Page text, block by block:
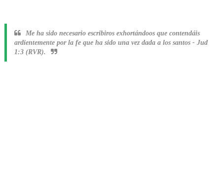
Me ha sido necesario escribiros exhortándoos que contendáis
ardientemente por la fe que ha sido una vez dada a los santos - Jud
1:3 (RVR).